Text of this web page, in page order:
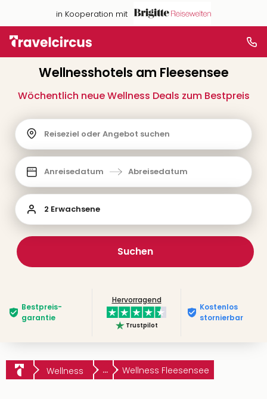
in Kooperation mit
Wellnesshotels am Fleesensee
Wöchentlich neue Wellness Deals zum Bestpreis
Reiseziel oder Angebot suchen
Anreisedatum Abreisedatum
2 Erwachsene
Suchen
Bestpreis­
garantie
Hervorragend
Trustpilot
Kostenlos
stornierbar
Wellness ... Wellness Fleesensee